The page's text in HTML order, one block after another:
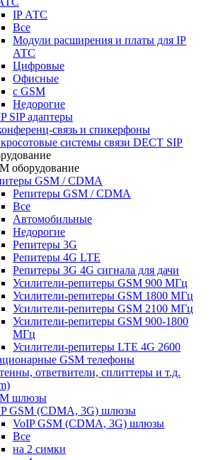
IP АТС
Все
Модули расширения и платы для IP
АТС
Цифровые
Офисные
с GSM
Недорогие
SIP адаптеры
связь и спикерфоны
системы связи DECT SIP
оборудование
GSM / CDMA
Репитеры GSM / CDMA
Все
Автомобильные
Недорогие
Репитеры 3G
Репитеры 4G LTE
Репитеры 3G 4G сигнала для дачи
Усилители-репитеры GSM 900 МГц
Усилители-репитеры GSM 1800 МГц
Усилители-репитеры GSM 2100 МГц
Усилители-репитеры GSM 900-1800
МГц
Усилители-репитеры LTE 4G 2600
GSM телефоны
ответвители, сплиттеры и т.д.
шлюзы
GSM (CDMA, 3G) шлюзы
VoIP GSM (CDMA, 3G) шлюзы
Все
на 2 симки